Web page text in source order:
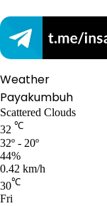
Weather
Payakumbuh
Scattered Clouds
32 ℃
32º - 20º
44%
0.42 km/h
30℃
Fri